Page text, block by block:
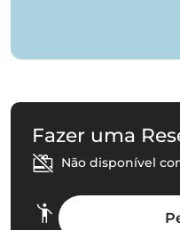
Fazer uma
Não disponível